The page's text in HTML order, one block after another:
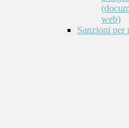
web)
Sanzioni per